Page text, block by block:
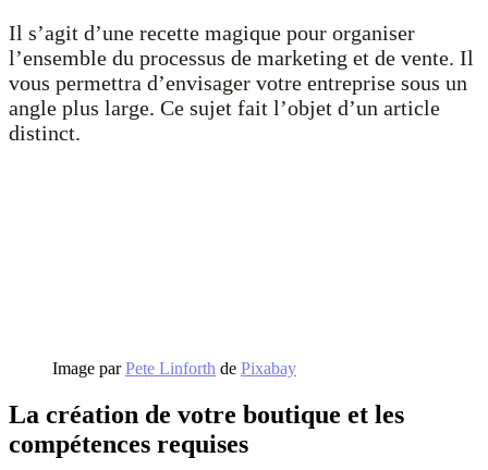
Il s’agit d’une recette magique pour organiser
l’ensemble du processus de marketing et de vente. Il
vous permettra d’envisager votre entreprise sous un
angle plus large. Ce sujet fait l’objet d’un article
distinct.
Image parPete Linforth de Pixabay
La création de votre boutique et les
compétences requises